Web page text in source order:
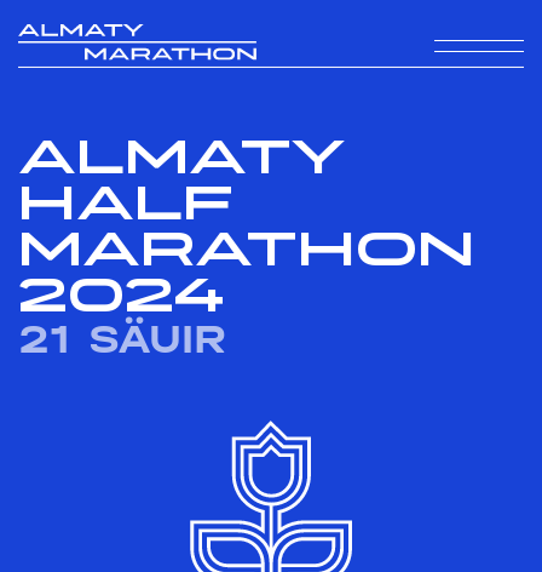
ALMATY
HALF
MARATHON
2024
21 SÄUIR